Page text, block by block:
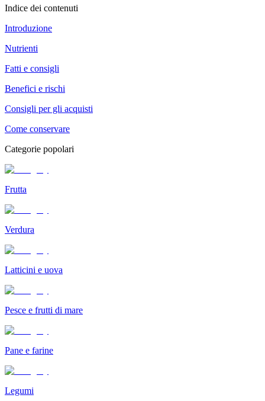
Indice dei contenuti
Introduzione
Nutrienti
Fatti e consigli
Benefici e rischi
Consigli per gli acquisti
Come conservare
Categorie popolari
Frutta
Verdura
Latticini e uova
Pesce e frutti di mare
Pane e farine
Legumi